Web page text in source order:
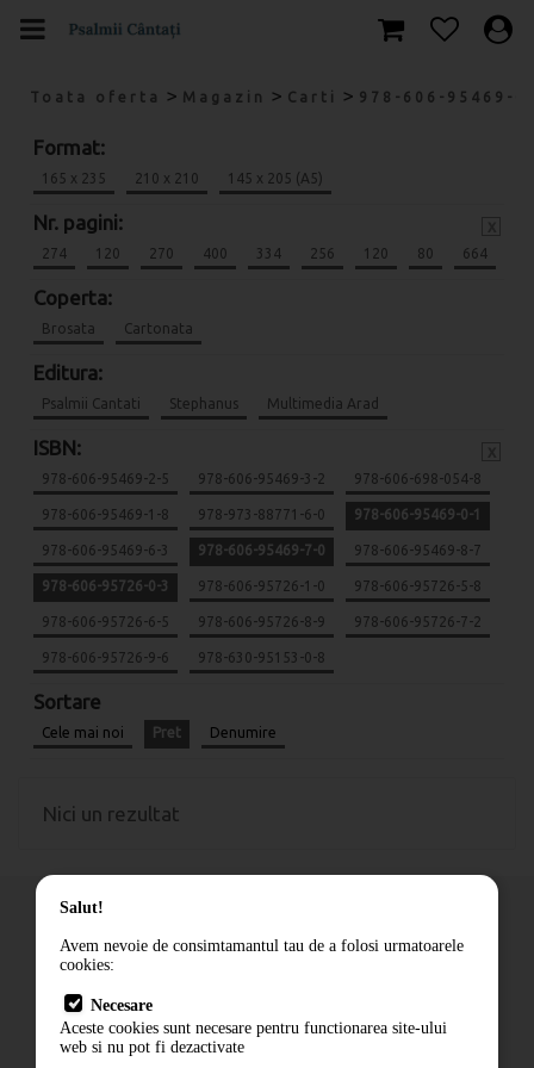
Toata oferta > Magazin > Carti > 978-606-95469-
Format:
165 x 235 210 x 210 145 x 205 (A5)
Nr. pagini:
274 120 270 400 334 256 120 80 664
Coperta:
Brosata Cartonata
Editura:
Psalmii Cantati Stephanus Multimedia Arad
ISBN:
978-606-95469-2-5 978-606-95469-3-2 978-606-698-054-8
978-606-95469-1-8 978-973-88771-6-0 978-606-95469-0-1
978-606-95469-6-3 978-606-95469-7-0 978-606-95469-8-7
978-606-95726-0-3 978-606-95726-1-0 978-606-95726-5-8
978-606-95726-6-5 978-606-95726-8-9 978-606-95726-7-2
978-606-95726-9-6 978-630-95153-0-8
Sortare
Cele mai noi Pret Denumire
Nici un rezultat
Cum comand
Livrare
Contact
Salut!
Avem nevoie de consimtamantul tau de a folosi urmatoarele
cookies:
Necesare
Aceste cookies sunt necesare pentru functionarea site-ului
web si nu pot fi dezactivate